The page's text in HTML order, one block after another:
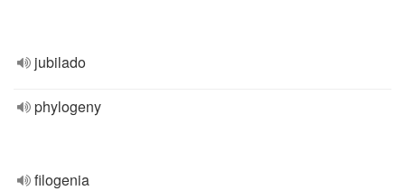
jubilado
phylogeny
filogenia